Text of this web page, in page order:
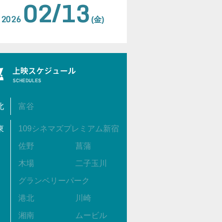
2026 02/13 (金)
富谷
109シネマズプレミアム新宿
佐野 菖蒲
木場 二子玉川
グランベリーパーク
港北 川崎
湘南 ムービル